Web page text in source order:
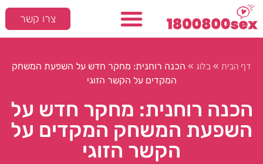
צרו קשר
דף הבית » בלוג » הכנה רוחנית: מחקר חדש על השפעת המשחק
המקדים על הקשר הזוגי
הכנה רוחנית: מחקר חדש על
השפעת המשחק המקדים על
הקשר הזוגי